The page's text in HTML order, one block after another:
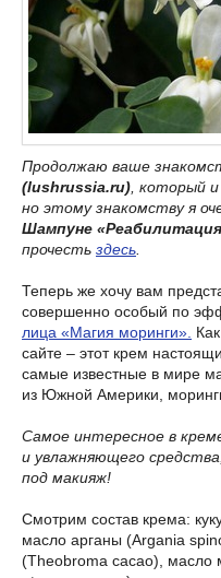
Продолжаю ваше
(lushrussia.ru) , который
но этому знакомству я
Шампуне
прочесть здесь
Теперь же хочу вам
совершенно особый по
лица «Магия моринги».
сайте – этот крем
самые известные в мире
из Южной Америки,
Самое интересное в
и увлажняющего
под макияж!
Смотрим состав крема:
масло арганы (Argania
(Theobroma cacao), масло